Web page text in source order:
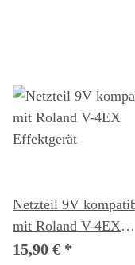
Netzteil 9V
mit Roland V-4EX
Effektgerät
15,90 € *